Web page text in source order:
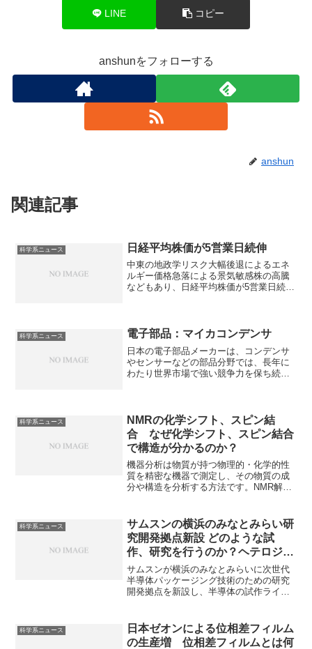
LINE コピー
anshunをフォローする
anshun
関連記事
科学系ニュース 日経平均株価が5営業日続伸
中東の地政学リスク大幅後退によるエネ
ルギー価格急落による景気敏感株の高騰
などもあり、日経平均株価が5営業日続伸
科学系ニュース 電子部品：マイカコンデンサ
日本の電子部品メーカーは、コンデンサ
やセンサーなどの部品分野では、長年に
わたり世界市場で強い競争力を保ち続け
り、優れた周波数特性と高い精度を持ち
ます。温度による誘電率の変化が小さ
く、誘電損失が小さい理由を知ることが
できます。
科学系ニュース
NMRの化学シフト、スピン結
合 なぜ化学シフト、スピン結合
で構造が分かるのか？
機器分析は物質が持つ物理的・化学的性
質を精密な機器で測定し、その物質の成
分や構造を分析する方法です。NMR解析
パーツ同士の繋がりを確認しています。
化学シフトとスピン結合とはなにかを知
ることができます。
科学系ニュース
サムスンの横浜のみなとみらい研
究開発拠点新設 どのような試
作、研究を行うのか？ヘテロジニ
アス・インテグレーションとはな
にか？
サムスンが横浜のみなとみらいに次世代
半導体パッケージング技術のための研究
開発拠点を新設し、半導体の試作ライン
知ることができます。
科学系ニュース
日本ゼオンによる位相差フィルム
の生産増 位相差フィルムとは何